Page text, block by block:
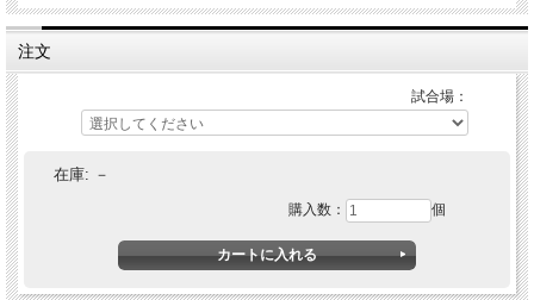
注文
試合場：
在庫: －
購入数： 個